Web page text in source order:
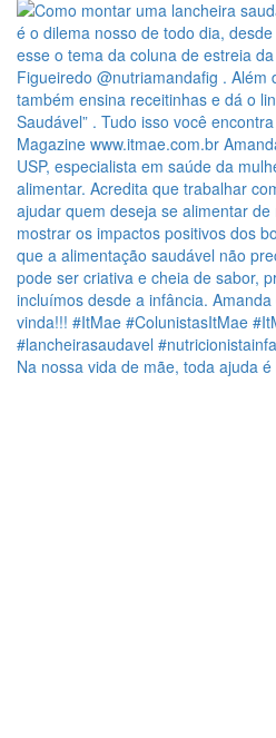
Na nossa vida de mãe, toda ajuda